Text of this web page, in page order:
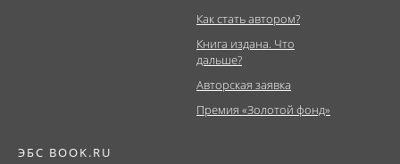
Как стать автором?
Книга издана. Что
дальше?
Авторская заявка
Премия «Золотой фонд»
ЭБС BOOK.RU